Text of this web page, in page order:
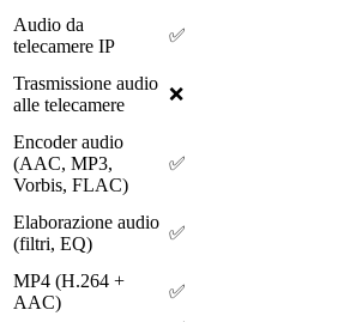
Audio da
telecamere IP
✅
Trasmissione audio
alle telecamere
❌
Encoder audio
(AAC, MP3,
Vorbis, FLAC)
✅
Elaborazione audio
(filtri, EQ)
✅
MP4 (H.264 +
AAC)
✅